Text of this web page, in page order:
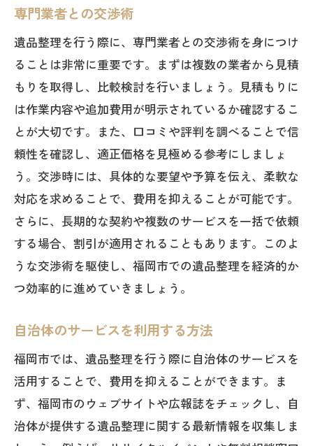
効率的な整理のための計画作成
整理対象物の分類方法
費用を抑えるためのスケジュール管理
準備段階での費用節約のコツ
成功する整理のためのチェックリスト
専門業者との交渉術
遺品整理を行う際に、専門業者との交渉術を身につけ
ることは非常に重要です。まずは複数の業者から見積
もりを取得し、比較検討を行いましょう。見積もりに
は作業内容や追加費用が明示されているか確認するこ
とが大切です。また、口コミや評判を調べることで信
頼性を確認し、適正価格を見極める参考にしましょ
う。交渉時には、具体的な要望や予算を伝え、柔軟な
対応を求めることで、費用を抑えることが可能です。
さらに、長期的な契約や複数のサービスを一括で依頼
する場合、割引が適用されることもあります。このよ
うな交渉術を駆使し、福岡市での遺品整理を経済的か
つ効率的に進めていきましょう。
自治体のサービスを利用する方法
福岡市では、遺品整理を行う際に自治体のサービスを
活用することで、費用を抑えることができます。ま
ず、福岡市のウェブサイトや広報誌をチェックし、自
治体が提供する遺品整理に関する最新情報を収集しま